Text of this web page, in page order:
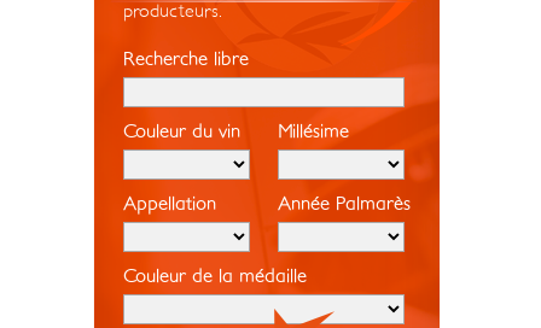
producteurs.
Recherche libre
Couleur du vin Millésime
Appellation Année Palmarès
Couleur de la médaille